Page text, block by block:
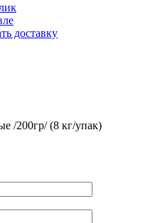
доставку
/200гр/ (8 кг/упак)